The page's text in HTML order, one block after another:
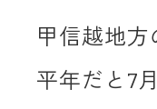
甲信越地方
平年だと7